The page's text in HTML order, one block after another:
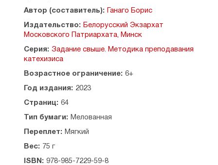
Новый Завет Господа Нашего Иисуса Христа как
Заповеди Блаженства — начало святости — 11
Тайна святых строк — 33
О различии методологических подходов
православной и схоластических педагогик — 34
Автор (составитель): Ганаго Борис
Издательство: Белорусский Экзархат
Московского Патриархата, Минск
Серия: Задание свыше. Методика преподавания
катехизиса
Возрастное ограничение: 6+
Год издания: 2023
Страниц: 64
Тип бумаги: Мелованная
Переплет: Мягкий
Вес: 75 г
ISBN: 978-985-7229-59-8